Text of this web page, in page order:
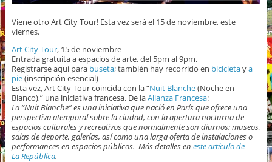
Viene otro Art City Tour! Esta vez será el 15 de noviembre, este
viernes.
Art City Tour, 15 de noviembre
Entrada gratuita a espacios de arte, del 5pm al 9pm.
Registrarse aquí para buseta; también hay recorrido en bicicletaya
pie(inscripción esencial)
Esta vez, Art City Tour coincida con la “Nuit Blanche(Noche en
Blanco),” una iniciativa francesa. De laAlianza Francesa:
La “Nuit Blanche” es una iniciativa que nació en París que ofrece una
perspectiva atemporal sobre la ciudad, con la apertura nocturna de
espacios culturales y recreativos que normalmente son diurnos: museos,
salas de deporte, galerías, así como una larga oferta de instalaciones o
performances en espacios públicos. Más detalles en este artículo de
La República.